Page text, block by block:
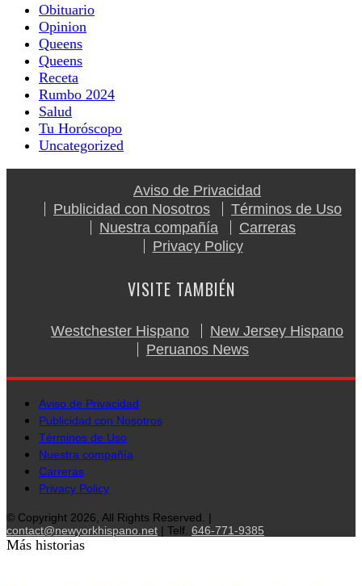
Obituario
Opinion
Queens
Queens
Receta
Rumbo 2024
Salud
Tu Horóscopo
Uncategorized
Aviso de Privacidad
Publicidad con Nosotros
Términos de Uso
Nuestra compañía
Carreras
Privacy Policy
VISITE TAMBIÉN
Westchester Hispano
New Jersey Hispano
Peruanos News
Aviso de Privacidad
Publicidad con Nosotros
Términos de Uso
Nuestra compañía
Carreras
Privacy Policy
© Copyright 2026, All Rights Reserved. |
contact@newyorkhispano.net | Telf. 646-771-9385
Más historias